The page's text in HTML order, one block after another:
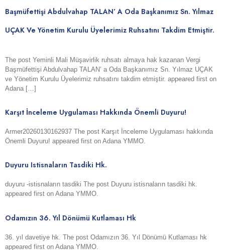
Başmüfettişi Abdulvahap TALAN’ A Oda Başkanımız Sn. Yılmaz
UÇAK Ve Yönetim Kurulu Üyelerimiz Ruhsatını Takdim Etmiştir.
The post Yeminli Mali Müşavirlik ruhsatı almaya hak kazanan Vergi
Başmüfettişi Abdulvahap TALAN’ a Oda Başkanımız Sn. Yılmaz UÇAK
ve Yönetim Kurulu Üyelerimiz ruhsatını takdim etmiştir. appeared first on
Adana […]
Karşıt İnceleme Uygulaması Hakkında Önemli Duyuru!
Armer20260130162937 The post Karşıt İnceleme Uygulaması hakkında
Önemli Duyuru! appeared first on Adana YMMO.
Duyuru Istisnaların Tasdiki Hk.
duyuru -istisnaların tasdiki The post Duyuru istisnaların tasdiki hk.
appeared first on Adana YMMO.
Odamızın 36. Yıl Dönümü Kutlaması Hk
36. yıl davetiye hk. The post Odamızın 36. Yıl Dönümü Kutlaması hk
appeared first on Adana YMMO.